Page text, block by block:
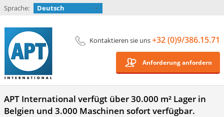
Sprache: Deutsch
Kontaktieren sie uns+32 (0)9/386.15.71
Anforderung anfordern
APT International verfügt über 30.000 m² Lager in
Belgien und 3.000 Maschinen sofort verfügbar.